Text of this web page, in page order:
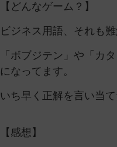
【どんなゲーム？】
ビジネス用語、それも
「ボブジテン」や「カ
になってます。
いち早く正解を言い当
【感想】